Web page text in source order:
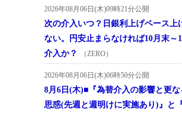
2026年08月06日(木)09時21分公開
次の介入いつ？日銀利上げペース上
ない。円安止まらなければ10月末～
介入か？
（ZERO）
2026年08月06日(木)06時50分公開
8月6日(木)■『為替介入の影響と更
思惑(先週と週明けに実施あり)』と